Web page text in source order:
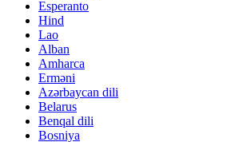
Esperanto
Hind
Lao
Alban
Amharca
Erməni
Azərbaycan dili
Belarus
Benqal dili
Bosniya